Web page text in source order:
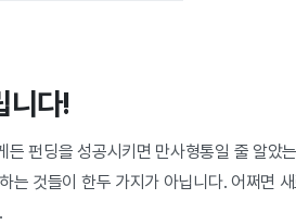
니다!
펀딩을 성공시키면 만사형통일 줄 알았
는 것들이 한두 가지가 아닙니다. 어쩌면